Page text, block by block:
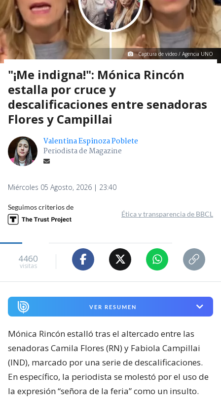
Captura de video / Agencia UNO
"¡Me indigna!": Mónica Rincón
estalla por cruce y
descalificaciones entre senadoras
Flores y Campillai
Valentina Espinoza Poblete
Periodista de Magazine
Miércoles 05 Agosto, 2026 | 23:40
Seguimos criterios de
Ética y transparencia de BBCL
4460
visitas
VER RESUMEN
Mónica Rincón estalló tras el altercado entre las
senadoras Camila Flores (RN) y Fabiola Campillai
(IND), marcado por una serie de descalificaciones.
En específico, la periodista se molestó por el uso de
la expresión “señora de la feria” como un insulto.